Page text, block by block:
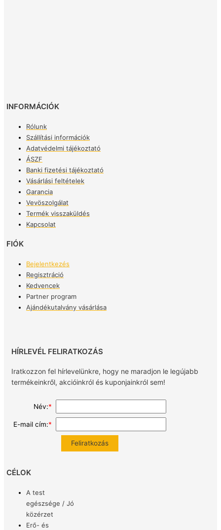
INFORMÁCIÓK
Rólunk
Szállítási információk
Adatvédelmi tájékoztató
ÁSZF
Banki fizetési tájékoztató
Vásárlási feltételek
Garancia
Vevöszolgálat
Termék visszaküldés
Kapcsolat
FIÓK
Bejelentkezés
Regisztráció
Kedvencek
Partner program
Ajándékutalvány vásárlása
HÍRLEVÉL FELIRATKOZÁS
Iratkozzon fel hírlevelünkre, hogy ne maradjon le legújabb
termékeinkről, akcióinkról és kuponjainkról sem!
Név:*
E-mail cím:*
CÉLOK
A test
egészsége / Jó
közérzet
Erő- és